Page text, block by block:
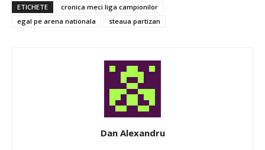
ETICHETE
cronica meci liga campionilor
egal pe arena nationala
steaua partizan
Dan Alexandru